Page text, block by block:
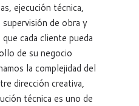
ejecución técnica,
de obra y
cada cliente pueda
de su negocio
la complejidad del
dirección creativa,
técnica es uno de